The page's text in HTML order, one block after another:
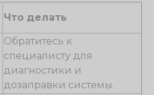
Что делать
Обратитесь к
специалисту для
диагностики и
дозаправки системы.